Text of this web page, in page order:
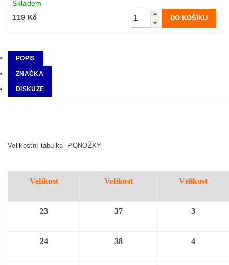
Skladem
119 Kč
POPIS
ZNAČKA
DISKUZE
Velikostní tabulka PONOŽKY
Velikost Velikost Velikost
23 37 3
24 38 4